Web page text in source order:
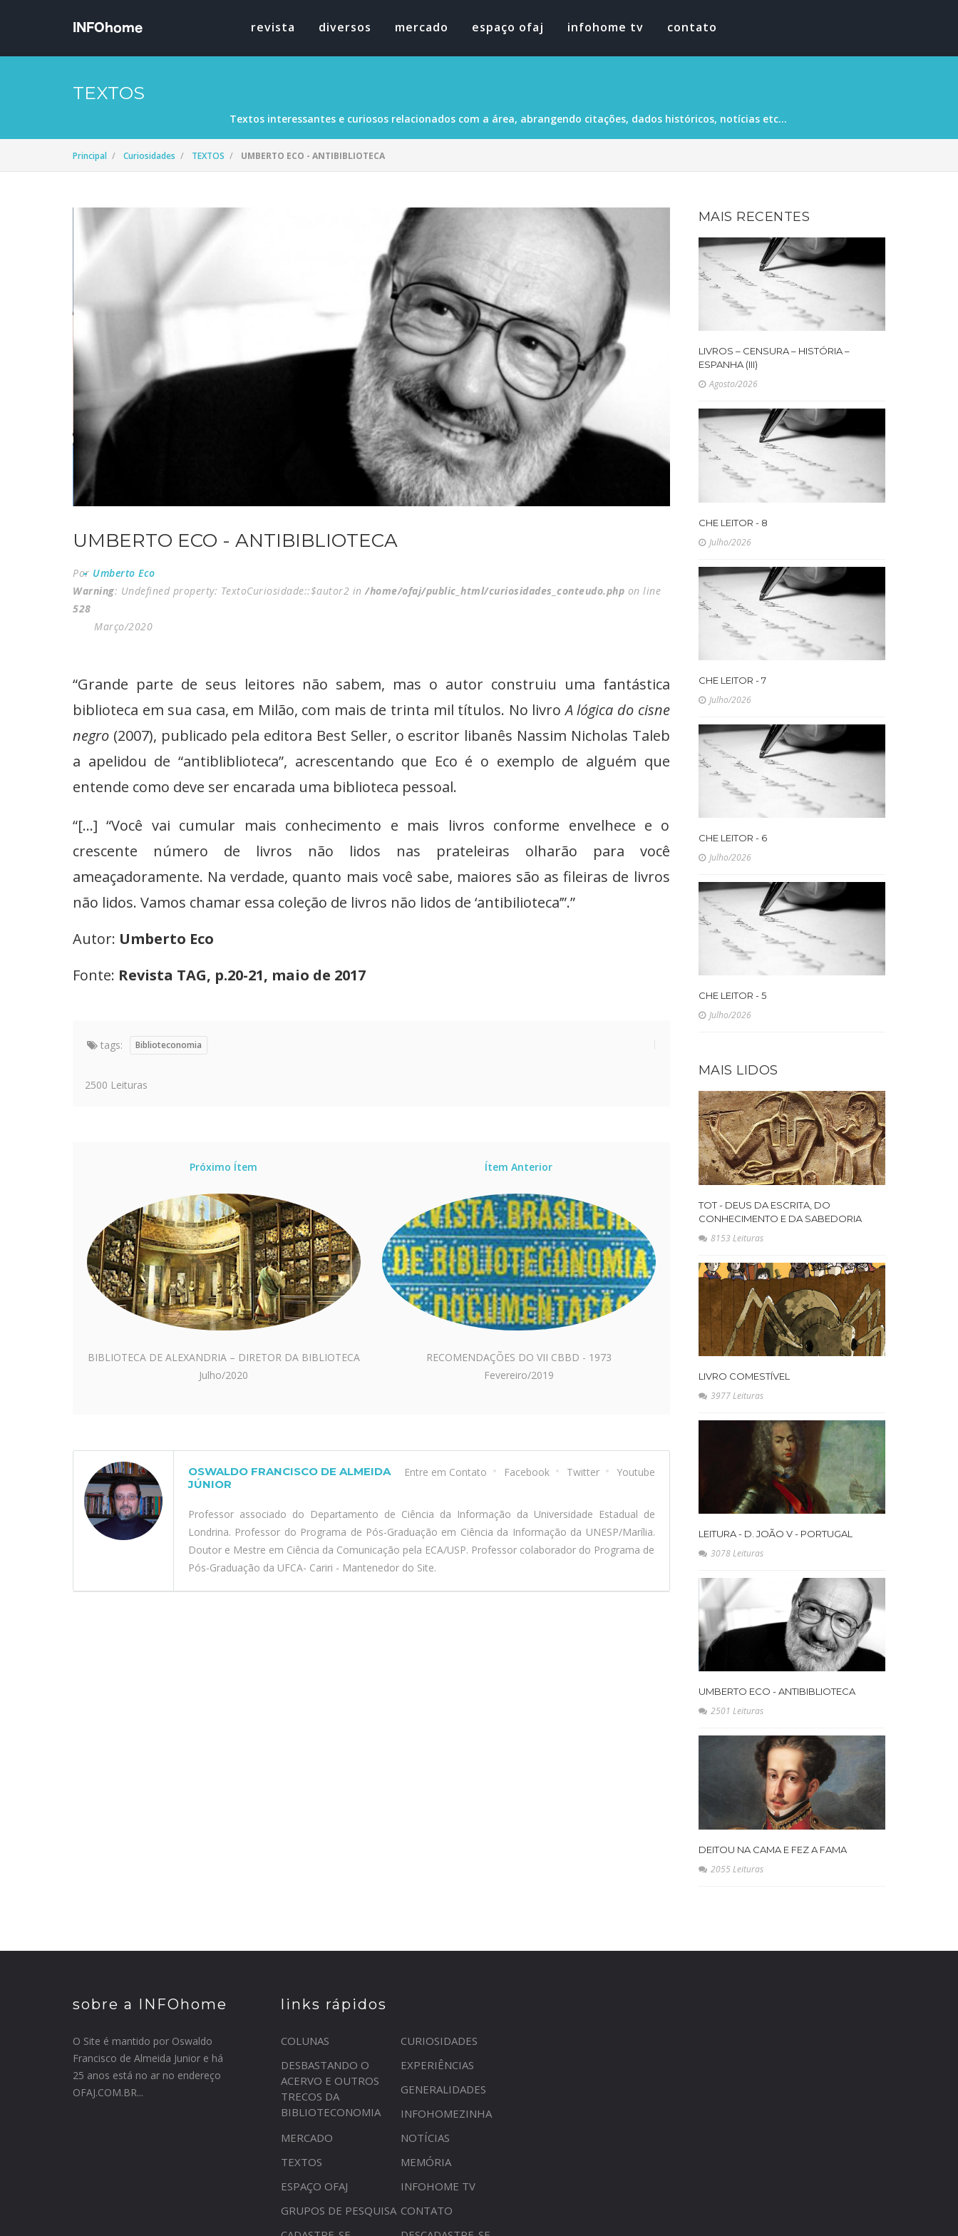
revista diversos mercado espaço ofaj infohome tv contato
TEXTOS
Textos interessantes e curiosos relacionados com a área, abrangendo citações, dados históricos, notícias etc...
Principal Curiosidades TEXTOS UMBERTO ECO - ANTIBIBLIOTECA
UMBERTO ECO - ANTIBIBLIOTECA
Por Umberto Eco
Warning: Undefined property: TextoCuriosidade::$autor2 in /home/ofaj/public_html/curiosidades_conteudo.php on line
528
Março/2020
“Grande parte de seus leitores não sabem, mas o autor construiu uma fantástica
biblioteca em sua casa, em Milão, com mais de trinta mil títulos. No livroA lógica do cisne
negro (2007), publicado pela editora Best Seller, o escritor libanês Nassim Nicholas Taleb
a apelidou de “antibliblioteca”, acrescentando que Eco é o exemplo de alguém que
entende como deve ser encarada uma biblioteca pessoal.
“[...] “Você vai cumular mais conhecimento e mais livros conforme envelhece e o
crescente número de livros não lidos nas prateleiras olharão para você
ameaçadoramente. Na verdade, quanto mais você sabe, maiores são as fileiras de livros
não lidos. Vamos chamar essa coleção de livros não lidos de ‘antibilioteca’”.”
Autor: Umberto Eco
Fonte: Revista TAG, p.20-21, maio de 2017
tags: Biblioteconomia
2500 Leituras
Próximo Ítem
BIBLIOTECA DE ALEXANDRIA – DIRETOR DA BIBLIOTECA
Julho/2020
Ítem Anterior
RECOMENDAÇÕES DO VII CBBD - 1973
Fevereiro/2019
Entre em Contato Facebook Twitter Youtube
OSWALDO FRANCISCO DE ALMEIDA
JÚNIOR
Professor associado do Departamento de Ciência da Informação da Universidade Estadual de
Londrina. Professor do Programa de Pós-Graduação em Ciência da Informação da UNESP/Marília.
Doutor e Mestre em Ciência da Comunicação pela ECA/USP. Professor colaborador do Programa de
Pós-Graduação da UFCA- Cariri - Mantenedor do Site.
MAIS RECENTES
LIVROS – CENSURA – HISTÓRIA –
ESPANHA (III)
Agosto/2026
CHE LEITOR - 8
Julho/2026
CHE LEITOR - 7
Julho/2026
CHE LEITOR - 6
Julho/2026
CHE LEITOR - 5
Julho/2026
MAIS LIDOS
TOT - DEUS DA ESCRITA, DO
CONHECIMENTO E DA SABEDORIA
8153 Leituras
LIVRO COMESTÍVEL
3977 Leituras
LEITURA - D. JOÃO V - PORTUGAL
3078 Leituras
UMBERTO ECO - ANTIBIBLIOTECA
2501 Leituras
DEITOU NA CAMA E FEZ A FAMA
2055 Leituras
sobre a INFOhome
O Site é mantido por Oswaldo
Francisco de Almeida Junior e há
25 anos está no ar no endereço
OFAJ.COM.BR...
links rápidos
COLUNAS
CURIOSIDADES
DESBASTANDO O
ACERVO E OUTROS
TRECOS DA
BIBLIOTECONOMIA
EXPERIÊNCIAS
GENERALIDADES
INFOHOMEZINHA
MERCADO
NOTÍCIAS
TEXTOS
MEMÓRIA
ESPAÇO OFAJ
INFOHOME TV
GRUPOS DE PESQUISA CONTATO